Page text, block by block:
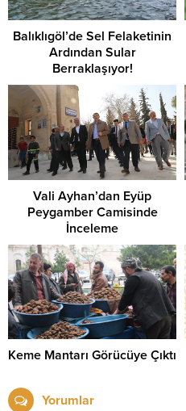
Balıklıgöl’de Sel Felaketinin
Ardından Sular
Berraklaşıyor!
Vali Ayhan’dan Eyüp
Peygamber Camisinde
İnceleme
Keme Mantarı Görücüye Çıktı
Yorumlar